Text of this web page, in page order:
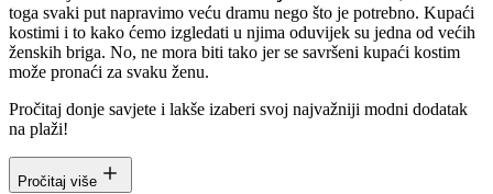
toga svaki put napravimo veću dramu nego što je potrebno. Kupaći
kostimi i to kako ćemo izgledati u njima oduvijek su jedna od većih
ženskih briga. No, ne mora biti tako jer se savršeni kupaći kostim
može pronaći za svaku ženu.
Pročitaj donje savjete i lakše izaberi svoj najvažniji modni dodatak
na plaži!
Pročitaj više